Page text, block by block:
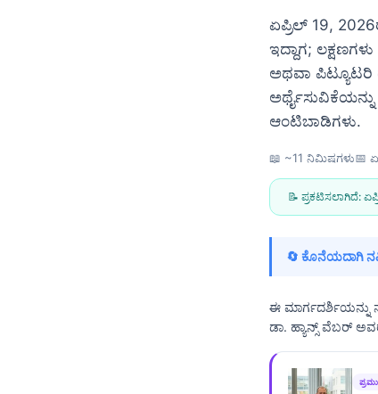
ಏಪ್ರಿಲ್ 19,
ಇದ್ದಾಗ;
ಅಥವಾ ಪಿಟ್ಯೂಟರಿ
ಆಂಟಿಬಾಡಿಗಳು.
📖 ~11 ನಿಮಿಷಗಳು📅
📝 ಪ್ರಕಟಿಸಲಾಗಿದೆ:
🔄 ಕೊನೆಯದಾಗಿ
ಈ ಮಾರ್ಗದರ್ಶಿಯನ್ನು
ಡಾ. ಹ್ಯಾನ್ಸ್ ವೆಬರ್